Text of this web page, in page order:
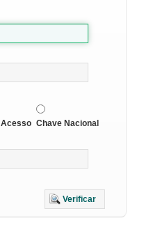
Chave Nacional
Verificar